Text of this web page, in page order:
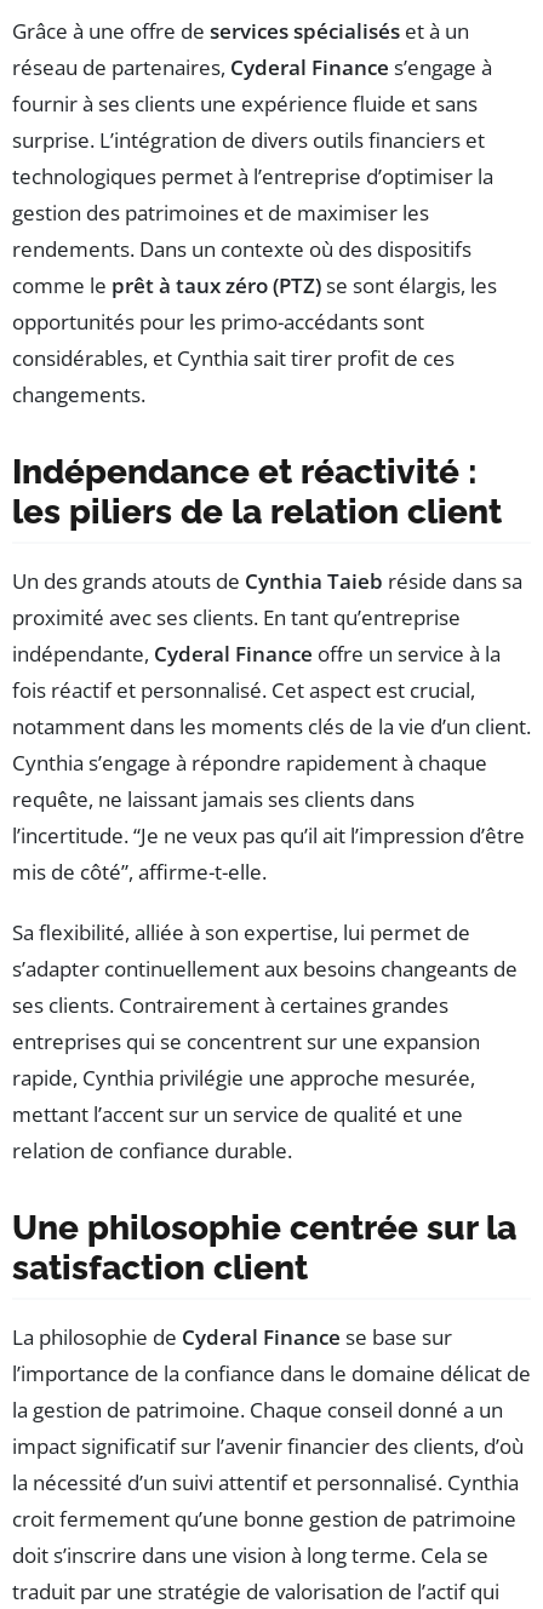
Grâce à une offre de services spécialisés et à un
réseau de partenaires, Cyderal Finance s’engage à
fournir à ses clients une expérience fluide et sans
surprise. L’intégration de divers outils financiers et
technologiques permet à l’entreprise d’optimiser la
gestion des patrimoines et de maximiser les
rendements. Dans un contexte où des dispositifs
comme le prêt à taux zéro (PTZ)se sont élargis, les
opportunités pour les primo-accédants sont
considérables, et Cynthia sait tirer profit de ces
changements.
Indépendance et réactivité :
les piliers de la relation client
Un des grands atouts de Cynthia Taieb réside dans sa
proximité avec ses clients. En tant qu’entreprise
indépendante, Cyderal Finance offre un service à la
fois réactif et personnalisé. Cet aspect est crucial,
notamment dans les moments clés de la vie d’un client.
Cynthia s’engage à répondre rapidement à chaque
requête, ne laissant jamais ses clients dans
l’incertitude. “Je ne veux pas qu’il ait l’impression d’être
mis de côté”, affirme-t-elle.
Sa flexibilité, alliée à son expertise, lui permet de
s’adapter continuellement aux besoins changeants de
ses clients. Contrairement à certaines grandes
entreprises qui se concentrent sur une expansion
rapide, Cynthia privilégie une approche mesurée,
mettant l’accent sur un service de qualité et une
relation de confiance durable.
Une philosophie centrée sur la
satisfaction client
La philosophie de Cyderal Finance se base sur
l’importance de la confiance dans le domaine délicat de
la gestion de patrimoine. Chaque conseil donné a un
impact significatif sur l’avenir financier des clients, d’où
la nécessité d’un suivi attentif et personnalisé. Cynthia
croit fermement qu’une bonne gestion de patrimoine
doit s’inscrire dans une vision à long terme. Cela se
traduit par une stratégie de valorisation de l’actif qui